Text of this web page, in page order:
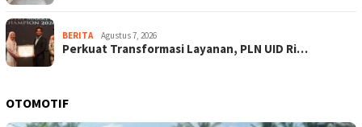
BERITA Agustus 7, 2026
Perkuat Transformasi Layanan, PLN UID Ri…
OTOMOTIF